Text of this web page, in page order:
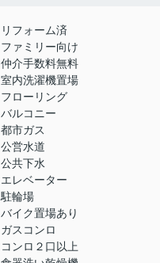
リフォーム済
ファミリー向け
仲介手数料無料
室内洗濯機置場
フローリング
バルコニー
都市ガス
公営水道
公共下水
エレベーター
駐輪場
バイク置場あり
ガスコンロ
コンロ２口以上